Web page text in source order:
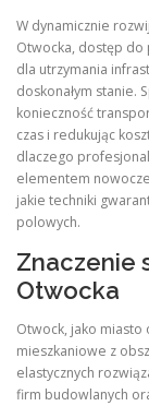
W dynamicznie
Otwocka, dostęp do
dla utrzymania
doskonałym stanie.
konieczność
czas i redukując
dlaczego
elementem
jakie techniki
polowych.
Znaczenie
Otwocka
Otwock, jako miasto
mieszkaniowe z
elastycznych
firm budowlanych